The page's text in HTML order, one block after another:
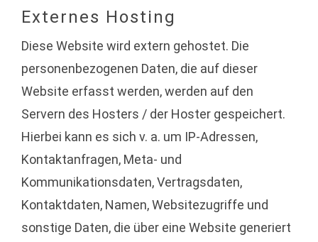
Externes Hosting
Diese Website wird extern gehostet. Die
personenbezogenen Daten, die auf dieser
Website erfasst werden, werden auf den
Servern des Hosters / der Hoster gespeichert.
Hierbei kann es sich v. a. um IP-Adressen,
Kontaktanfragen, Meta- und
Kommunikationsdaten, Vertragsdaten,
Kontaktdaten, Namen, Websitezugriffe und
sonstige Daten, die über eine Website generiert